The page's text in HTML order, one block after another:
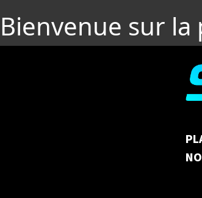
Bienvenue sur